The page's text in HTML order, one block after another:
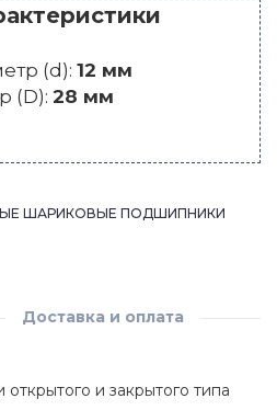
(d): 12 мм
(D): 28 мм
ШАРИКОВЫЕ ПОДШИПНИКИ
Доставка и оплата
и закрытого типа